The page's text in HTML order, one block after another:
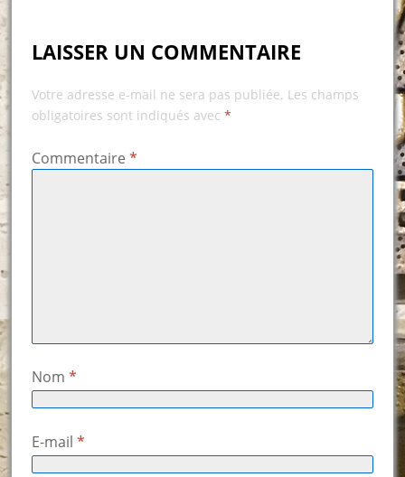
LAISSER UN COMMENTAIRE
Votre adresse e-mail ne sera pas publiée. Les champs
obligatoires sont indiqués avec *
Commentaire *
Nom *
E-mail *